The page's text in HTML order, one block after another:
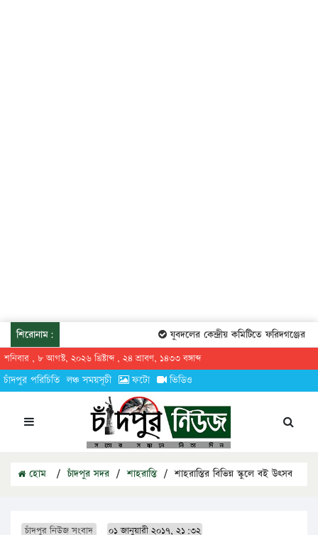
শিরোনাম: যুবদলের কেন্দ্রীয় কমিটিতে ফরিদগঞ্জের
শনিবার , ৮ আগস্ট, ২০২৬ খ্রিষ্টাব্দ , ২৪ শ্রাবণ, ১৪৩৩ বঙ্গাব্দ
চাঁদপুর পরিচিতি লঞ্চ সময়সূচী ফটো ভিডিও
হোম / চাঁদপুর সদর / শাহরাস্তি / শাহরাস্তির বিভিন্ন স্কুলে বই উৎসব
চাঁদপুর নিউজ সংবাদ ০১ জানুয়ারী ২০১৭, ২১:৩২